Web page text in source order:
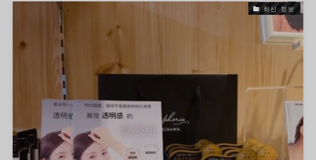
최신 정보